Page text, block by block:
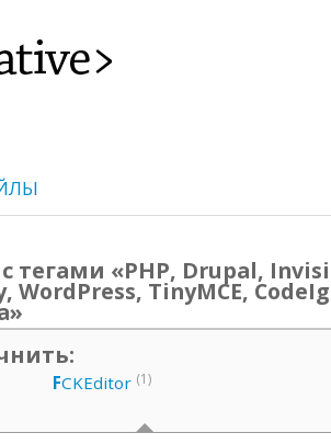
тегами «PHP, Drupal,
WordPress, TinyMCE,
FCKEditor (1)